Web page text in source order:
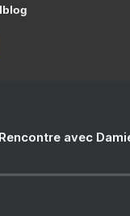
avec